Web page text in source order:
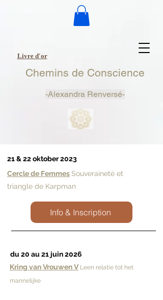
Chemins de Conscience
-Alexandra Renversé-
Livre d'or
21 & 22 oktober 2023
Info & Inscription
Cercle de FemmesSouveraineté et
triangle de Karpman
du 20 au 21 juin 2026
Kring van Vrouwen V L een relatie tot het
mannelijke